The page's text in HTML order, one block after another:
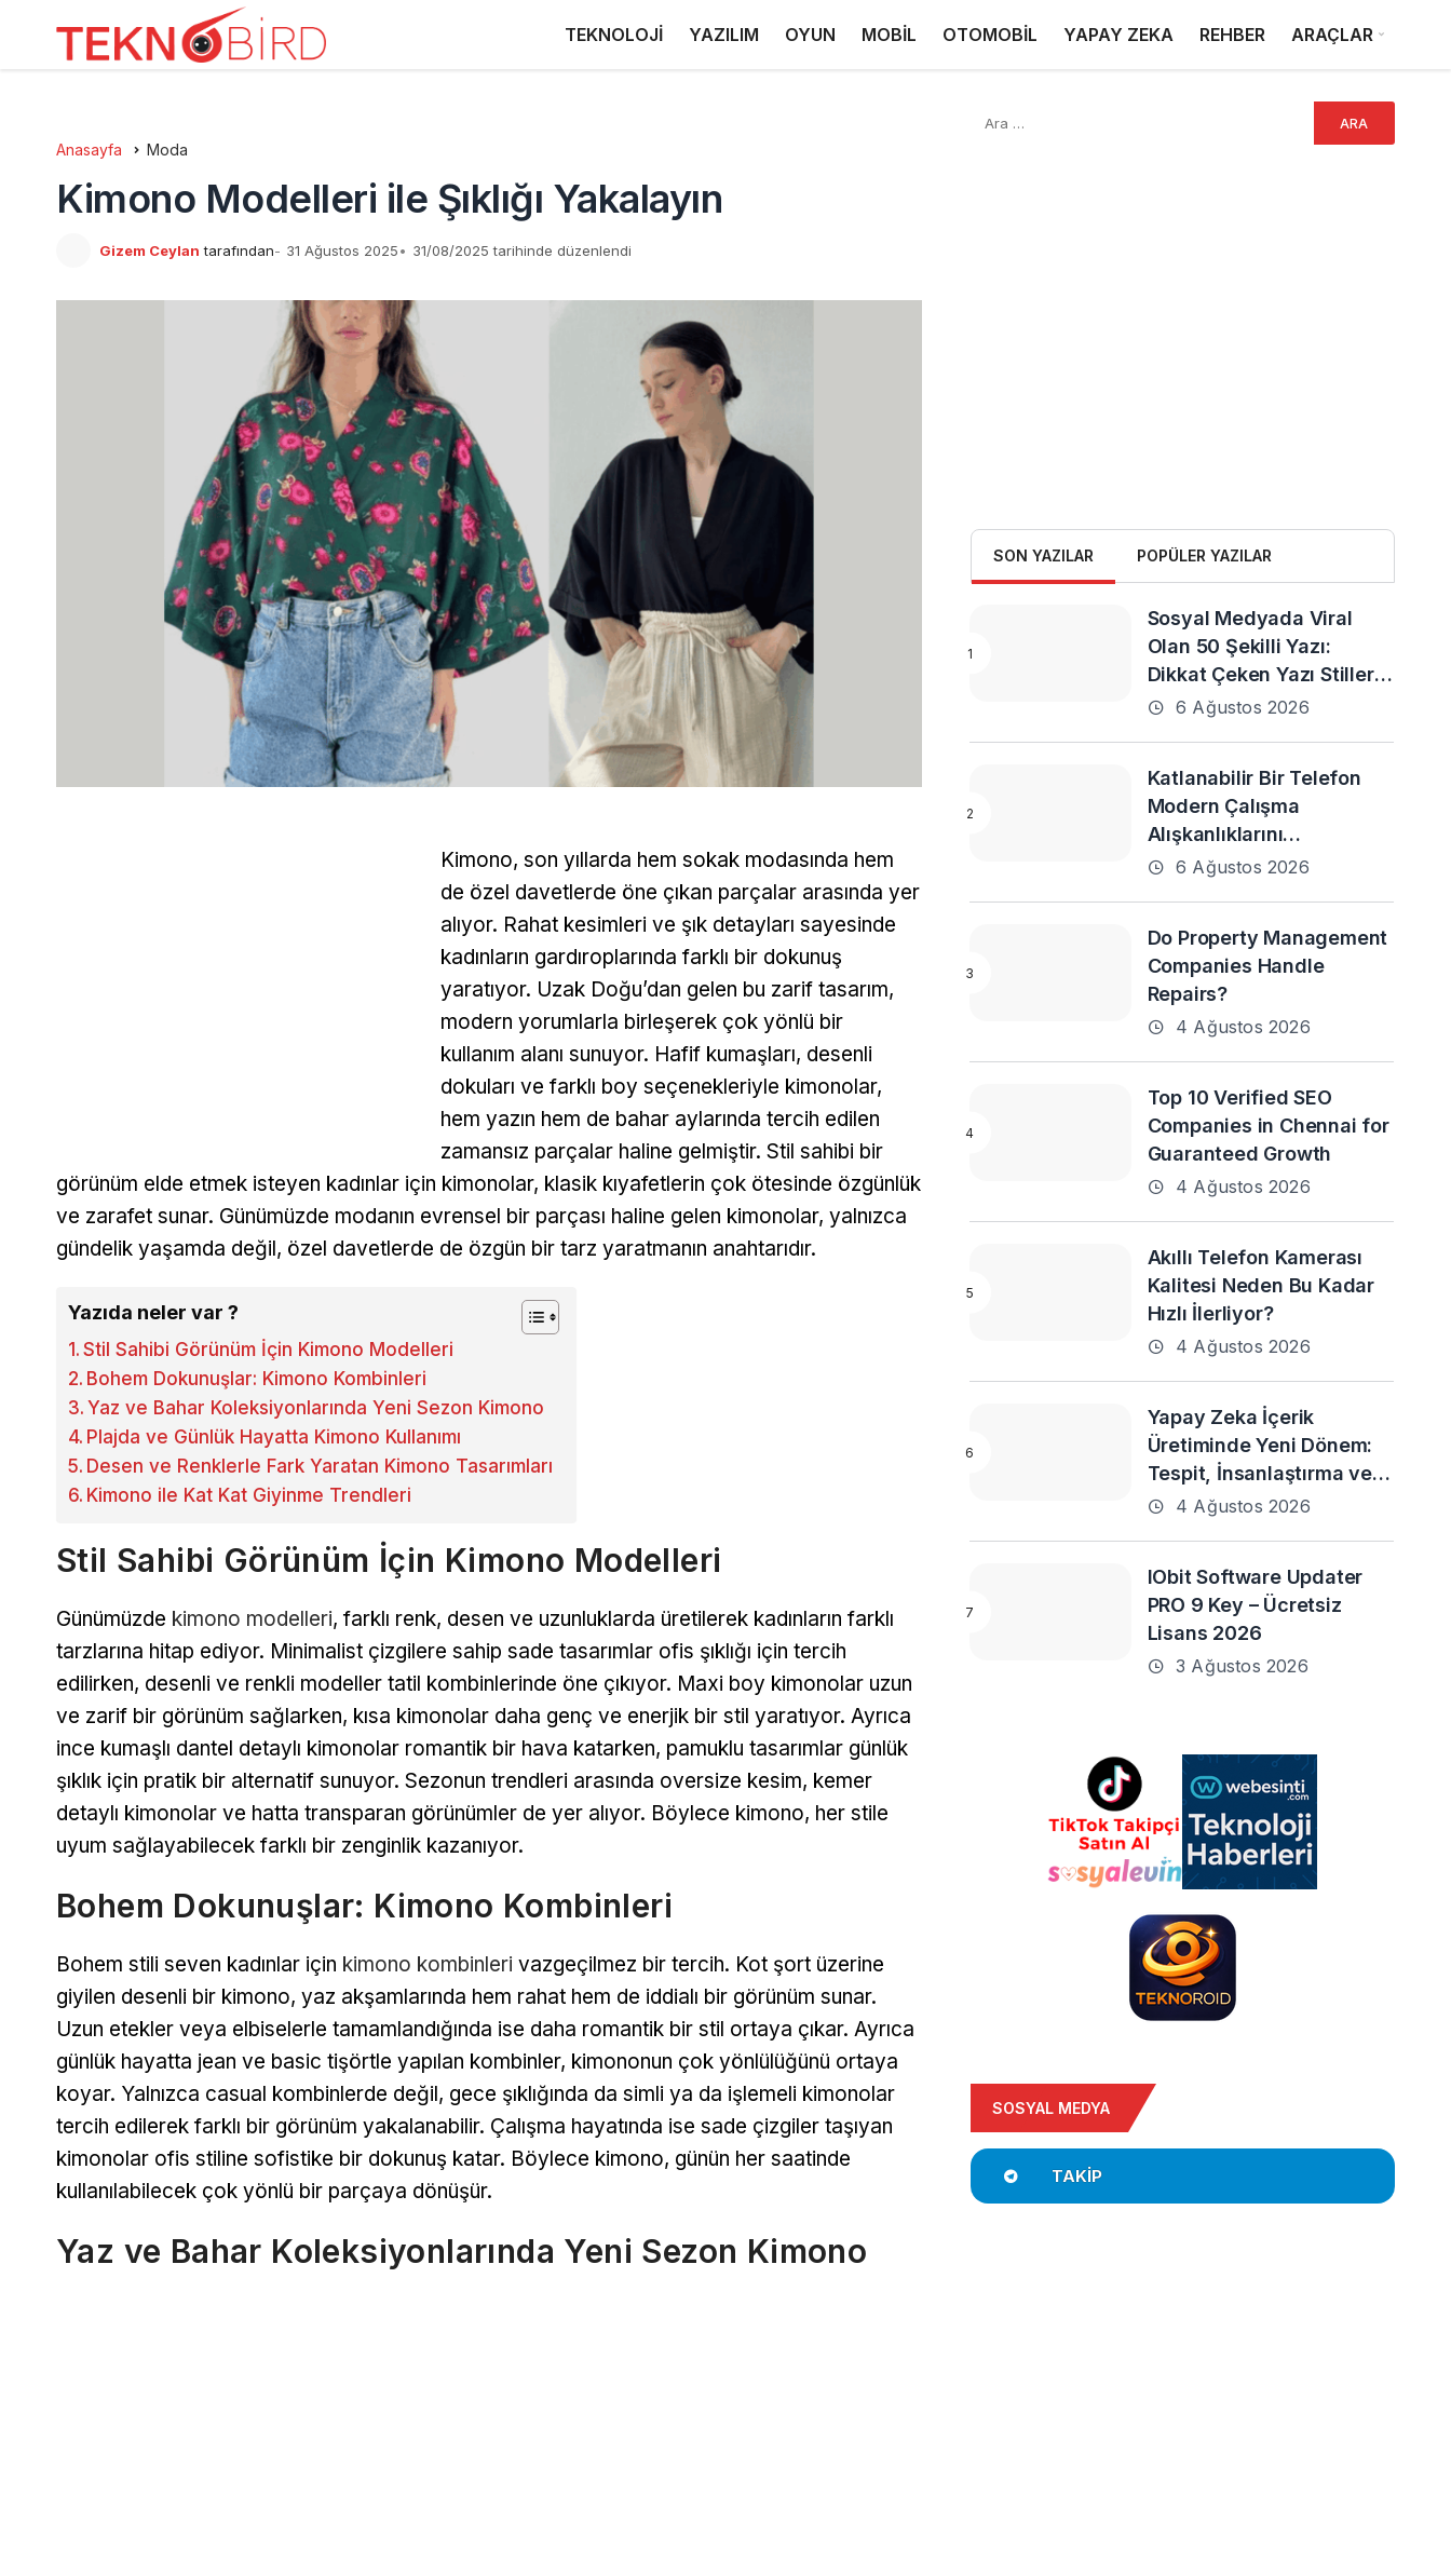
TEKNOLOJİ YAZILIM OYUN MOBİL OTOMOBİL YAPAY ZEKA REHBER ARAÇLAR
Anasayfa Moda
Kimono Modelleri ile Şıklığı Yakalayın
Gizem Ceylan tarafından 31 Ağustos 2025 31/08/2025 tarihinde düzenlendi
Kimono, son yıllarda hem sokak modasında hem
de özel davetlerde öne çıkan parçalar arasında yer
alıyor. Rahat kesimleri ve şık detayları sayesinde
kadınların gardıroplarında farklı bir dokunuş
yaratıyor. Uzak Doğu’dan gelen bu zarif tasarım,
modern yorumlarla birleşerek çok yönlü bir
kullanım alanı sunuyor. Hafif kumaşları, desenli
dokuları ve farklı boy seçenekleriyle kimonolar,
hem yazın hem de bahar aylarında tercih edilen
zamansız parçalar haline gelmiştir. Stil sahibi bir
görünüm elde etmek isteyen kadınlar için kimonolar, klasik kıyafetlerin çok ötesinde özgünlük
ve zarafet sunar. Günümüzde modanın evrensel bir parçası haline gelen kimonolar, yalnızca
gündelik yaşamda değil, özel davetlerde de özgün bir tarz yaratmanın anahtarıdır.
Yazıda neler var ?
Stil Sahibi Görünüm İçin Kimono Modelleri
Bohem Dokunuşlar: Kimono Kombinleri
Yaz ve Bahar Koleksiyonlarında Yeni Sezon Kimono
Plajda ve Günlük Hayatta Kimono Kullanımı
Desen ve Renklerle Fark Yaratan Kimono Tasarımları
Kimono ile Kat Kat Giyinme Trendleri
Stil Sahibi Görünüm İçin Kimono Modelleri
Günümüzde kimono modelleri, farklı renk, desen ve uzunluklarda üretilerek kadınların farklı
tarzlarına hitap ediyor. Minimalist çizgilere sahip sade tasarımlar ofis şıklığı için tercih
edilirken, desenli ve renkli modeller tatil kombinlerinde öne çıkıyor. Maxi boy kimonolar uzun
ve zarif bir görünüm sağlarken, kısa kimonolar daha genç ve enerjik bir stil yaratıyor. Ayrıca
ince kumaşlı dantel detaylı kimonolar romantik bir hava katarken, pamuklu tasarımlar günlük
şıklık için pratik bir alternatif sunuyor. Sezonun trendleri arasında oversize kesim, kemer
detaylı kimonolar ve hatta transparan görünümler de yer alıyor. Böylece kimono, her stile
uyum sağlayabilecek farklı bir zenginlik kazanıyor.
Bohem Dokunuşlar: Kimono Kombinleri
Bohem stili seven kadınlar için kimono kombinleri vazgeçilmez bir tercih. Kot şort üzerine
giyilen desenli bir kimono, yaz akşamlarında hem rahat hem de iddialı bir görünüm sunar.
Uzun etekler veya elbiselerle tamamlandığında ise daha romantik bir stil ortaya çıkar. Ayrıca
günlük hayatta jean ve basic tişörtle yapılan kombinler, kimononun çok yönlülüğünü ortaya
koyar. Yalnızca casual kombinlerde değil, gece şıklığında da simli ya da işlemeli kimonolar
tercih edilerek farklı bir görünüm yakalanabilir. Çalışma hayatında ise sade çizgiler taşıyan
kimonolar ofis stiline sofistike bir dokunuş katar. Böylece kimono, günün her saatinde
kullanılabilecek çok yönlü bir parçaya dönüşür.
Yaz ve Bahar Koleksiyonlarında Yeni Sezon Kimono
SON YAZILAR POPÜLER YAZILAR
Sosyal Medyada Viral
Olan 50 Şekilli Yazı:
Dikkat Çeken Yazı Stilleri
ve En Popüler Örnekler
6 Ağustos 2026
Katlanabilir Bir Telefon
Modern Çalışma
Alışkanlıklarını
Destekleyebilir mi?
6 Ağustos 2026
Do Property Management
Companies Handle
Repairs?
4 Ağustos 2026
Top 10 Verified SEO
Companies in Chennai for
Guaranteed Growth
4 Ağustos 2026
Akıllı Telefon Kamerası
Kalitesi Neden Bu Kadar
Hızlı İlerliyor?
4 Ağustos 2026
Yapay Zeka İçerik
Üretiminde Yeni Dönem:
Tespit, İnsanlaştırma ve
Daha Fazlası
4 Ağustos 2026
IObit Software Updater
PRO 9 Key – Ücretsiz
Lisans 2026
3 Ağustos 2026
SOSYAL MEDYA
TAKIP